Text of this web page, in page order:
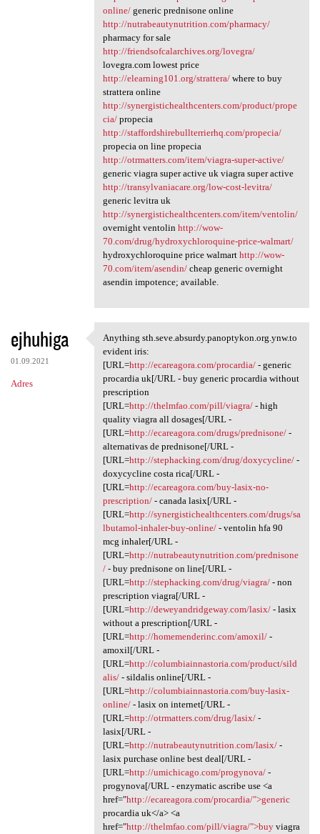
online/generic prednisone online
http://nutrabeautynutrition.com/pharmacy/
pharmacy for sale
http://friendsofcalarchives.org/lovegra/
lovegra.com lowest price
http://elearning101.org/strattera/where to buy
strattera online
http://synergistichealthcenters.com/product/prope
cia/propecia
http://staffordshirebullterrierhq.com/propecia/
propecia on line propecia
http://otrmatters.com/item/viagra-super-active/
generic viagra super active uk viagra super active
http://transylvaniacare.org/low-cost-levitra/
generic levitra uk
http://synergistichealthcenters.com/item/ventolin/
overnight ventolin http://wow-
70.com/drug/hydroxychloroquine-price-walmart/
hydroxychloroquine price walmart http://wow-
70.com/item/asendin/cheap generic overnight
asendin impotence; available.
ejhuhiga
01.09.2021
Adres
Anything sth.seve.absurdy
Anything sth.seve.absurdy.panoptykon.org.ynw.to
evident iris:
[URL=http://ecareagora.com/procardia/- generic
procardia uk[/URL - buy generic procardia without
prescription
[URL=http://thelmfao.com/pill/viagra/- high
quality viagra all dosages[/URL -
[URL=http://ecareagora.com/drugs/prednisone/-
alternativas de prednisone[/URL -
[URL=http://stephacking.com/drug/doxycycline/-
doxycycline costa rica[/URL -
[URL=http://ecareagora.com/buy-lasix-no-
prescription/- canada lasix[/URL -
[URL=http://synergistichealthcenters.com/drugs/sa
lbutamol-inhaler-buy-online/- ventolin hfa 90
mcg inhaler[/URL -
[URL=http://nutrabeautynutrition.com/prednisone
/- buy prednisone on line[/URL -
[URL=http://stephacking.com/drug/viagra/- non
prescription viagra[/URL -
[URL=http://deweyandridgeway.com/lasix/- lasix
without a prescription[/URL -
[URL=http://homemenderinc.com/amoxil/-
amoxil[/URL -
[URL=http://columbiainnastoria.com/product/sild
alis/- sildalis online[/URL -
[URL=http://columbiainnastoria.com/buy-lasix-
online/- lasix on internet[/URL -
[URL=http://otrmatters.com/drug/lasix/-
lasix[/URL -
[URL=http://nutrabeautynutrition.com/lasix/-
lasix purchase online best deal[/URL -
[URL=http://umichicago.com/progynova/-
progynova[/URL - enzymatic ascribe use <a
href="http://ecareagora.com/procardia/">generic
procardia uk</a> <a
href="http://thelmfao.com/pill/viagra/">buyviagra